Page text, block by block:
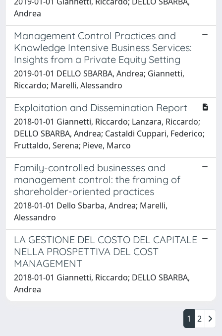
Andrea
Management Control Practices and
Knowledge Intensive Business Services:
Insights from a Private Equity Setting
2019-01-01 DELLO SBARBA, Andrea; Giannetti,
Riccardo; Marelli, Alessandro
Exploitation and Dissemination Report
2018-01-01 Giannetti, Riccardo; Lanzara, Riccardo;
DELLO SBARBA, Andrea; Castaldi Cuppari, Federico;
Fruttaldo, Serena; Pieve, Marco
Family-controlled businesses and
management control: the framing of
shareholder-oriented practices
2018-01-01 Dello Sbarba, Andrea; Marelli,
Alessandro
LA GESTIONE DEL COSTO DEL CAPITALE
NELLA PROSPETTIVA DEL COST
MANAGEMENT
2018-01-01 Giannetti, Riccardo; DELLO SBARBA,
Andrea
1 2